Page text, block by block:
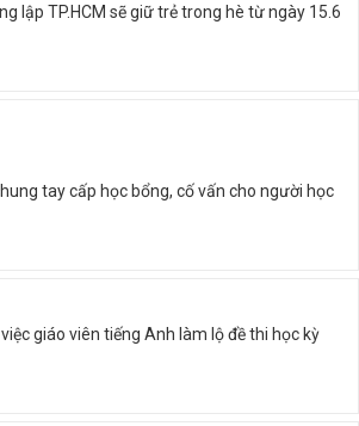
lập TP.HCM sẽ giữ trẻ trong hè từ ngày 15.6
tay cấp học bổng, cố vấn cho người học
giáo viên tiếng Anh làm lộ đề thi học kỳ